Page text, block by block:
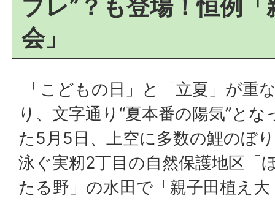
プレ”？も登場！恒例
会」
「こどもの日」と「立夏」が重
り、文字通り“夏本番の陽気”とな
た5月5日、上空に多数の鯉のぼ
泳ぐ実籾2丁目の自然保護地区「
たる野」の水田で「親子田植え大